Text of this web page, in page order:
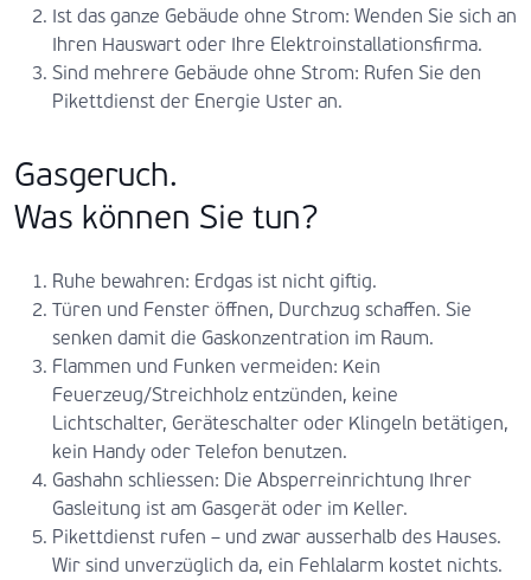
Ist das ganze Gebäude ohne Strom: Wenden Sie sich an
Ihren Hauswart oder Ihre Elektroinstallationsfirma.
Sind mehrere Gebäude ohne Strom: Rufen Sie den
Pikettdienst der Energie Uster an.
Gasgeruch.
Was können Sie tun?
Ruhe bewahren: Erdgas ist nicht giftig.
Türen und Fenster öffnen, Durchzug schaffen. Sie
senken damit die Gaskonzentration im Raum.
Flammen und Funken vermeiden: Kein
Feuerzeug/Streichholz entzünden, keine
Lichtschalter, Geräteschalter oder Klingeln betätigen,
kein Handy oder Telefon benutzen.
Gashahn schliessen: Die Absperreinrichtung Ihrer
Gasleitung ist am Gasgerät oder im Keller.
Pikettdienst rufen – und zwar ausserhalb des Hauses.
Wir sind unverzüglich da, ein Fehlalarm kostet nichts.